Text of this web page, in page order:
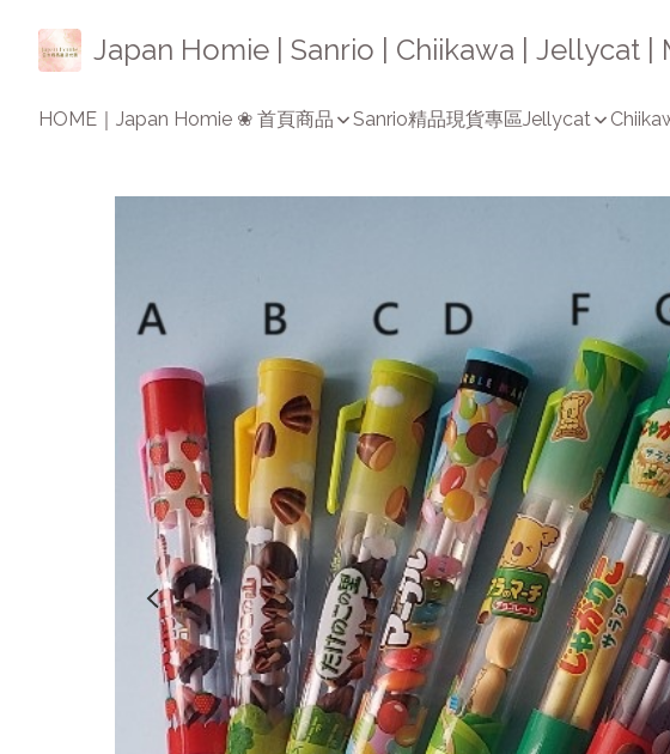
Japan Homie | Sanrio | Chiikawa | Jellycat |
HOME｜Japan Homie ❀ 首頁商品 Sanrio精品現貨專區Jellycat